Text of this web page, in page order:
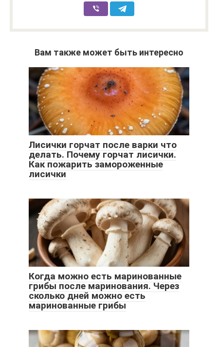
Вам также может быть интересно
Лисички горчат после варки что
делать. Почему горчат лисички.
Как пожарить замороженные
лисички
Когда можно есть маринованные
грибы после маринования. Через
сколько дней можно есть
маринованные грибы